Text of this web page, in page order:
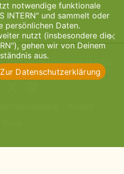
& Focusing
Heilpraktikerschule Köln
notwendige funktionale
INTERN" und sammelt oder
persönlichen Daten.
nutzt (insbesondere die
gehen wir von Deinem
aus.
Zur Datenschutzerklärung